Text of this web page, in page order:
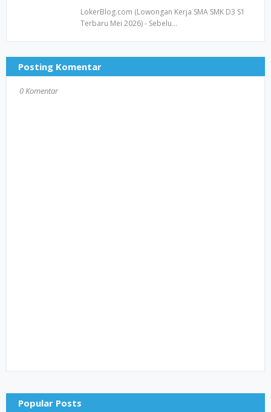
LokerBlog.com (Lowongan Kerja SMA SMK D3 S1
Terbaru Mei 2026) - Sebelu…
Posting Komentar
0 Komentar
Popular Posts